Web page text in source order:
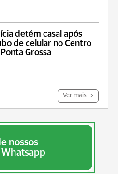
detém casal após
de celular no Centro
Grossa
Ver mais
nossos